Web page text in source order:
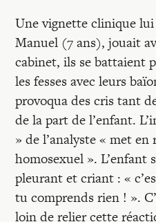
Une vignette clinique
Manuel (7 ans), jouait
cabinet, ils se battaient
les fesses avec leurs
provoqua des cris tant
de la part de l’enfant.
» de l’analyste « met
homosexuel ». L’enfant
pleurant et criant : «
tu comprends rien ! ».
loin de relier cette